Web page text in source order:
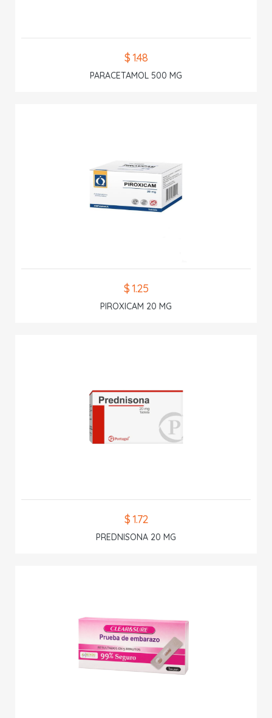
$ 1.48
PARACETAMOL 500 MG
$ 1.25
PIROXICAM 20 MG
$ 1.72
PREDNISONA 20 MG